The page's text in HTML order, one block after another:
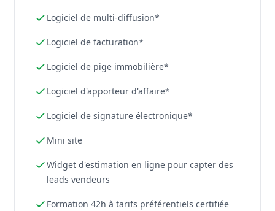
Logiciel de multi-diffusion*
Logiciel de facturation*
Logiciel de pige immobilière*
Logiciel d'apporteur d'affaire*
Logiciel de signature électronique*
Mini site
Widget d'estimation en ligne pour capter des
leads vendeurs
Formation 42h à tarifs préférentiels certifiée